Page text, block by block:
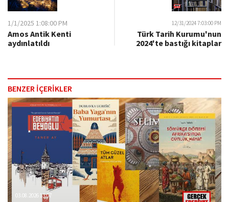
1/1/2025 1:08:00 PM
Amos Antik Kenti
aydınlatıldı
12/31/2024 7:03:00 PM
Türk Tarih Kurumu'nun
2024'te bastığı kitaplar
BENZER İÇERİKLER
03.08.2026 13:07